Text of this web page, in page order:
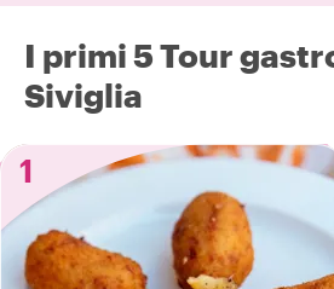
I primi 5 Tour
Siviglia
1